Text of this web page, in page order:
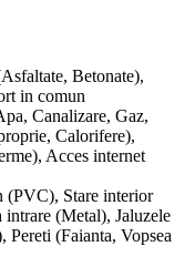
Betonate),
in comun
Canalizare, Gaz,
Calorifere),
Acces internet
(PVC), Stare interior
(Metal), Jaluzele
Pereti (Faianta, Vopsea